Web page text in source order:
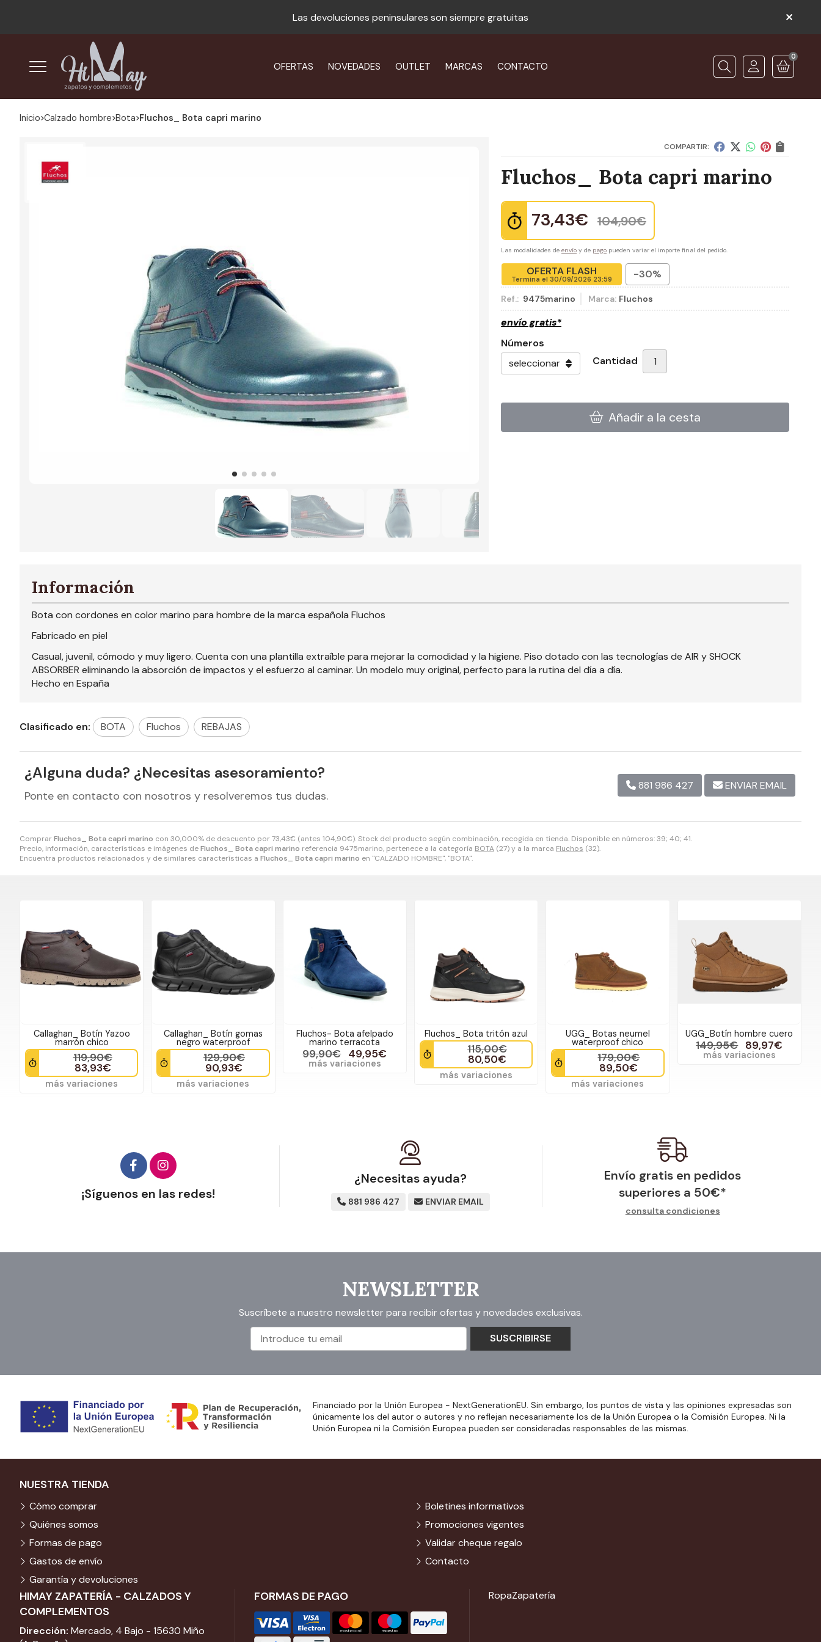
Las devoluciones peninsulares son siempre gratuitas
OFERTAS NOVEDADES OUTLET MARCAS CONTACTO Buscar
0
Inicio calzado hombre bota Fluchos_ Bota capri marino
COMPARTIR:
Fluchos_ Bota capri marino
73,43€ 104,90€
Las modalidades de envío y de pago pueden variar el importe final del pedido.
OFERTA FLASH
Termina el 30/09/2026 23:59 -30%
Ref.: 9475marino Marca: Fluchos
envío gratis*
Números
Cantidad
Añadir a la cesta
ComprarFluchos_ Bota capri marino con 30,000% de descuento por73,43€ (antes 104,90€). Stock del producto según combinación, recogida en tienda. Disponible en números: 39; 40; 41.
Precio, información, características e imágenes deFluchos_ Bota capri marino referencia 9475marino, pertenece a la categoría BOTA (27) y a la marca Fluchos (32).
Encuentra productos relacionados y de similares características a Fluchos_ Bota capri marino en "CALZADO HOMBRE", "BOTA".
Información
Bota con cordones en color marino para hombre de la marca española Fluchos
Fabricado en piel
Casual, juvenil, cómodo y muy ligero. Cuenta con una plantilla extraíble para mejorar la comodidad y la higiene. Piso dotado con las tecnologías de AIR y SHOCK
ABSORBER eliminando la absorción de impactos y el esfuerzo al caminar. Un modelo muy original, perfecto para la rutina del día a día.
Hecho en España
Clasificado en: BOTA Fluchos REBAJAS
¿Alguna duda? ¿Necesitas asesoramiento?
Ponte en contacto con nosotros y resolveremos tus dudas.
881 986 427 ENVIAR EMAIL
Callaghan_ Botín Yazoo
marrón chico
119,90€
83,93€
más variaciones
Callaghan_ Botín gomas
negro waterproof
129,90€
90,93€
más variaciones
Fluchos- Bota afelpado
marino terracota
99,90€ 49,95€
más variaciones
Fluchos_ Bota tritón azul
115,00€
80,50€
más variaciones
UGG_ Botas neumel
waterproof chico
179,00€
89,50€
más variaciones
UGG_Botín hombre cuero
149,95€ 89,97€
más variaciones
¡Síguenos en las redes!
¿Necesitas ayuda?
881 986 427 ENVIAR EMAIL
Envío gratis en pedidos
superiores a 50€*
consulta condiciones
NEWSLETTER
Suscríbete a nuestro newsletter para recibir ofertas y novedades exclusivas.
SUSCRIBIRSE
Financiado por la Unión Europea - NextGenerationEU. Sin embargo, los puntos de vista y las opiniones expresadas son
únicamente los del autor o autores y no reflejan necesariamente los de la Unión Europea o la Comisión Europea. Ni la
Unión Europea ni la Comisión Europea pueden ser consideradas responsables de las mismas.
HIMAY ZAPATERÍA - CALZADOS Y
COMPLEMENTOS
Dirección: Mercado, 4 Bajo - 15630 Miño
FORMAS DE PAGO
NUESTRA TIENDA
Cómo comprar
Quiénes somos
Formas de pago
Gastos de envío
Garantía y devoluciones
Boletines informativos
Promociones vigentes
Validar cheque regalo
Contacto
RopaZapatería